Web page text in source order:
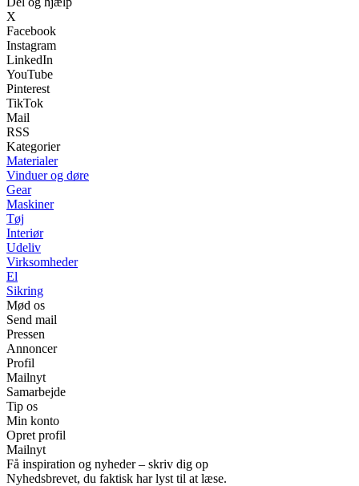
X
Facebook
Instagram
LinkedIn
YouTube
Pinterest
TikTok
Mail
RSS
Kategorier
Materialer
Vinduer og døre
Gear
Maskiner
Tøj
Interiør
Udeliv
Virksomheder
El
Sikring
Mød os
Send mail
Pressen
Annoncer
Profil
Mailnyt
Samarbejde
Tip os
Min konto
Opret profil
Mailnyt
Få inspiration og nyheder – skriv dig op
Nyhedsbrevet, du faktisk har lyst til at læse.